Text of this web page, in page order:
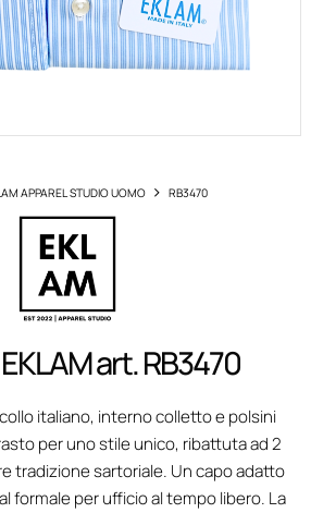
APPAREL STUDIO UOMO RB3470
art. RB3470
italiano, interno colletto e polsini
per uno stile unico, ribattuta ad 2
tradizione sartoriale. Un capo adatto
formale per ufficio al tempo libero. La